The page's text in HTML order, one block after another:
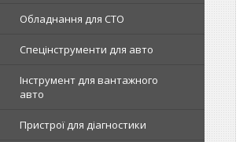
Обладнання для СТО
Спецінструменти для авто
Інструмент для вантажного
авто
Пристрої для діагностики